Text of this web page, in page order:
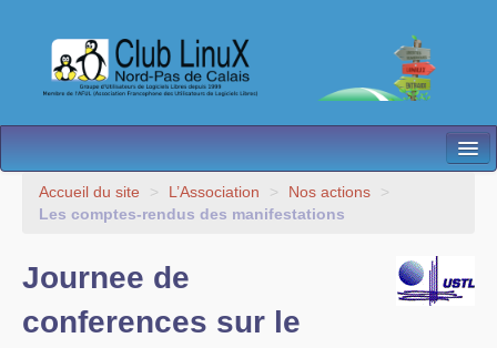
L’Association
Besoin d’Aide ?
Contact
Accueil du site > L’Association > Nos actions
>
Les comptes-rendus des manifestations
Journee de
conferences sur le